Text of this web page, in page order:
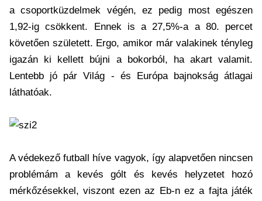
a csoportküzdelmek végén, ez pedig most egészen
1,92-ig csökkent. Ennek is a 27,5%-a a 80. percet
követően született. Ergo, amikor már valakinek tényleg
igazán ki kellett bújni a bokorból, ha akart valamit.
Lentebb jó pár Világ - és Európa bajnokság átlagai
láthatóak.
A védekező futball híve vagyok, így alapvetően nincsen
problémám a kevés gólt és kevés helyzetet hozó
mérkőzésekkel, viszont ezen az Eb-n ez a fajta játék